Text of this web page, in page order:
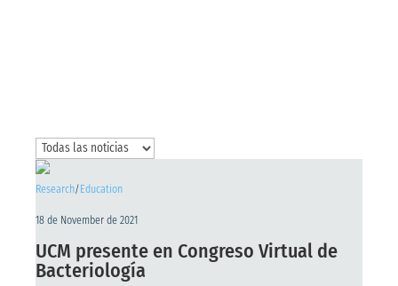
Research/ Education
18 de November de 2021
UCM presente en Congreso Virtual de
Bacteriología